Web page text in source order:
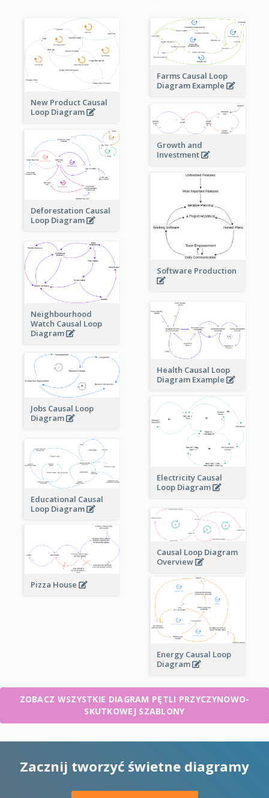
New Product Causal
Loop Diagram
Farms Causal Loop
Diagram Example
Growth and
Investment
Deforestation Causal
Loop Diagram
Software Production
Neighbourhood
Watch Causal Loop
Diagram
Health Causal Loop
Diagram Example
Jobs Causal Loop
Diagram
Electricity Causal
Loop Diagram
Educational Causal
Loop Diagram
Causal Loop Diagram
Overview
Pizza House
Energy Causal Loop
Diagram
ZOBACZ WSZYSTKIE DIAGRAM PĘTLI PRZYCZYNOWO-
SKUTKOWEJ SZABLONY
Zacznij tworzyć świetne diagramy